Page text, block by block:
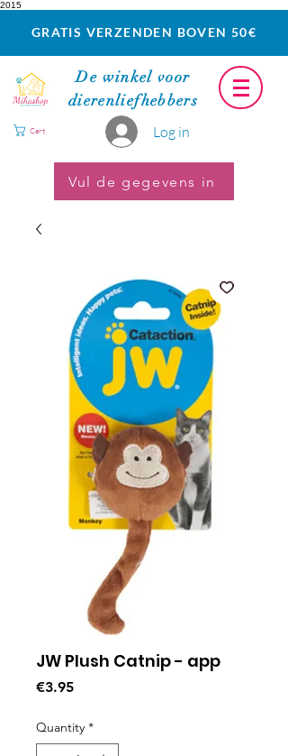
2015
GRATIS VERZENDEN BOVEN 50€
De winkel voor
dierenliefhebbers
Log in
Cart
Vul de gegevens in
JW Plush Catnip - app
€3.95Price
Quantity *